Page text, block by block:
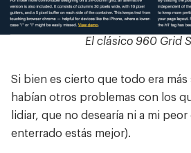
Trabajos
Sobre mí
El clásico 960 Grid
Si bien es cierto que todo era
habían otros problemas con los
lidiar, que no desearía ni a mi
enterrado estás mejor).